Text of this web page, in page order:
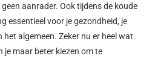
aanrader. Ook tijdens de koude
essentieel voor je gezondheid, je
algemeen. Zeker nu er heel wat
je maar beter kiezen om te